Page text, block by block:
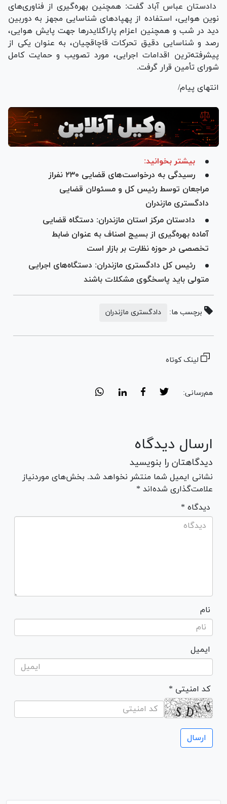
دادستان عباس آباد گفت: همچنین بهره‌گیری از فناوری‌های
نوین هوایی، استفاده از پهپاد‌های شناسایی مجهز به دوربین
دید در شب و همچنین اعزام پاراگلایدر‌ها جهت پایش هوایی،
رصد و شناسایی دقیق تحرکات قاچاقچیان، به عنوان یکی از
پیشرفته‌ترین اقدامات اجرایی، مورد تصویب و حمایت کامل
شورای تأمین قرار گرفت.
انتهای پیام/
بیشتر بخوانید:
رسیدگی به درخواست‌های قضایی ۲۳۰ نفراز
مراجعان توسط رئیس کل و مسئولان قضایی
دادگستری مازندران
دادستان مرکز استان مازندران: دستگاه قضایی
آماده بهره‌گیری از بسیج اصناف به عنوان ضابط
تخصصی در حوزه نظارت بر بازار است
رئیس کل دادگستری مازندران: دستگاه‌های اجرایی
متولی باید پاسخگوی مشکلات باشند
برچسب ها: دادگستری مازندران
لینک کوتاه
هم‌رسانی:
ارسال دیدگاه
دیدگاهتان را بنویسید
نشانی ایمیل شما منتشر نخواهد شد. بخش‌های موردنیاز
علامت‌گذاری شده‌اند *
* دیدگاه
نام
ایمیل
* کد امنیتی